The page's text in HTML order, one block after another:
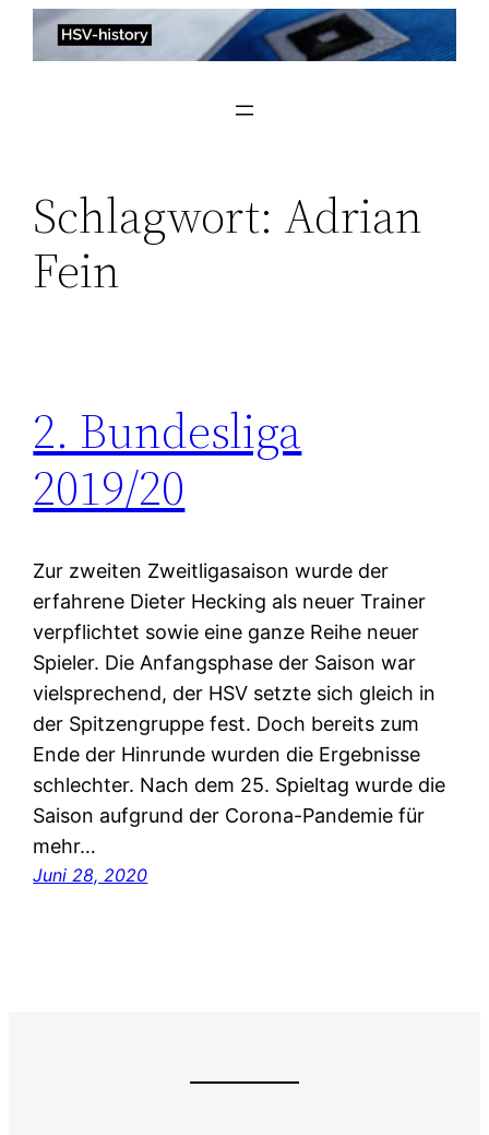
Zum
Inhalt
Schlagwort: Adrian
Fein
2. Bundesliga
2019/20
Zur zweiten Zweitligasaison wurde der
erfahrene Dieter Hecking als neuer Trainer
verpflichtet sowie eine ganze Reihe neuer
Spieler. Die Anfangsphase der Saison war
vielsprechend, der HSV setzte sich gleich in
der Spitzengruppe fest. Doch bereits zum
Ende der Hinrunde wurden die Ergebnisse
schlechter. Nach dem 25. Spieltag wurde die
Saison aufgrund der Corona-Pandemie für
mehr…
Juni 28, 2020